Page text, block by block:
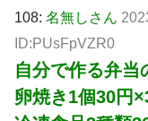
108: 名無しさん
ID:PUsFpVZR0
自分で作る弁当
卵焼き1個30円